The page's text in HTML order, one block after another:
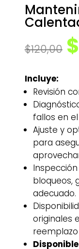
$120,00 $
Incluye:
Revisión
fallos en
Ajuste y
para
bloqueos,
adecuado.
originales